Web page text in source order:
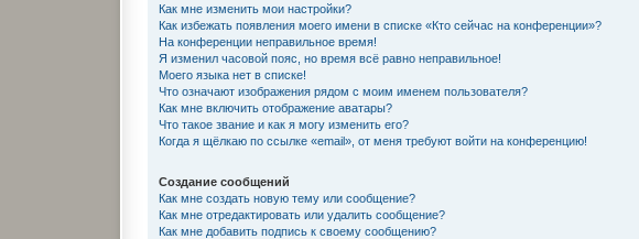
Как мне изменить мои настройки?
Как избежать появления моего имени в списке «Кто сейчас на конференции»?
На конференции неправильное время!
Я изменил часовой пояс, но время всё равно неправильное!
Моего языка нет в списке!
Что означают изображения рядом с моим именем пользователя?
Как мне включить отображение аватары?
Что такое звание и как я могу изменить его?
Когда я щёлкаю по ссылке «email», от меня требуют войти на конференцию!
Создание сообщений
Как мне создать новую тему или сообщение?
Как мне отредактировать или удалить сообщение?
Как мне добавить подпись к своему сообщению?